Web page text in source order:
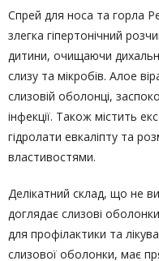
Спрей для носа та горла
злегка гіпертонічний
дитини, очищаючи
слизу та мікробів. Алое
слизовій оболонці,
інфекції. Також містить
гідролати евкаліпту та
властивостями.
Делікатний склад, що не
доглядає слизові
для профілактики та
слизової оболонки, має